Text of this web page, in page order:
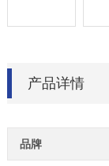
产品详情
品牌